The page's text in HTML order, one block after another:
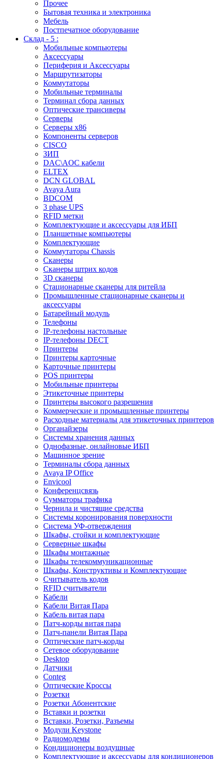
Прочее
Бытовая техника и электроника
Мебель
Постпечатное оборудование
Склад - 5 :
Мобильные компьютеры
Аксессуары
Периферия и Аксессуары
Маршрутизаторы
Коммутаторы
Мобильные терминалы
Терминал сбора данных
Оптические трансиверы
Серверы
Серверы x86
Компоненты серверов
CISCO
ЗИП
DAC\AOC кабели
ELTEX
DCN GLOBAL
Avaya Aura
BDCOM
3 phase UPS
RFID метки
Комплектующие и аксессуары для ИБП
Планшетные компьютеры
Комплектующие
Коммутаторы Chassis
Сканеры
Сканеры штрих кодов
3D сканеры
Стационарные сканеры для ритейла
Промышленные стационарные сканеры и
аксессуары
Батарейный модуль
Телефоны
IP-телефоны настольные
IP-телефоны DECT
Принтеры
Принтеры карточные
Карточные принтеры
POS принтеры
Мобильные принтеры
Этикеточные принтеры
Принтеры высокого разрешения
Коммерческие и промышленные принтеры
Расходные материалы для этикеточных принтеров
Органайзеры
Системы хранения данных
Однофазные, онлайновые ИБП
Машинное зрение
Терминалы сбора данных
Avaya IP Office
Envicool
Конференцсвязь
Сумматоры трафика
Чернила и чистящие средства
Системы коронирования поверхности
Cистема УФ-отверждения
Шкафы, стойки и комплектующие
Серверные шкафы
Шкафы монтажные
Шкафы телекоммуникационные
Шкафы, Конструктивы и Комплектующие
Считыватель кодов
RFID считыватели
Кабели
Кабели Витая Пара
Кабель витая пара
Патч-корды витая пара
Патч-панели Витая Пара
Оптические патч-корды
Сетевое оборудование
Desktop
Датчики
Conteg
Оптические Кроссы
Розетки
Розетки Абонентские
Вставки и розетки
Вставки, Розетки, Разъемы
Модули Keystone
Радиомодемы
Кондиционеры воздушные
Комплектующие и аксессуары для кондиционеров